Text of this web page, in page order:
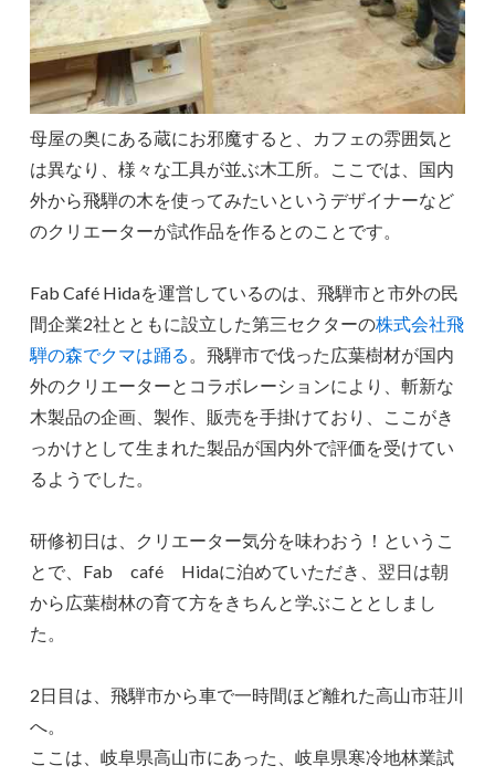
母屋の奥にある蔵にお邪魔すると、カフェの雰囲気と
は異なり、様々な工具が並ぶ木工所。ここでは、国内
外から飛騨の木を使ってみたいというデザイナーなど
のクリエーターが試作品を作るとのことです。
Fab Café Hidaを運営しているのは、飛騨市と市外の民
間企業2社とともに設立した第三セクターの株式会社飛
騨の森でクマは踊る 。飛騨市で伐った広葉樹材が国内
外のクリエーターとコラボレーションにより、斬新な
木製品の企画、製作、販売を手掛けており、ここがき
っかけとして生まれた製品が国内外で評価を受けてい
るようでした。
研修初日は、クリエーター気分を味わおう！というこ
とで、Fab café Hidaに泊めていただき、翌日は朝
から広葉樹林の育て方をきちんと学ぶこととしまし
た。
2日目は、飛騨市から車で一時間ほど離れた高山市荘川
へ。
ここは、岐阜県高山市にあった、岐阜県寒冷地林業試